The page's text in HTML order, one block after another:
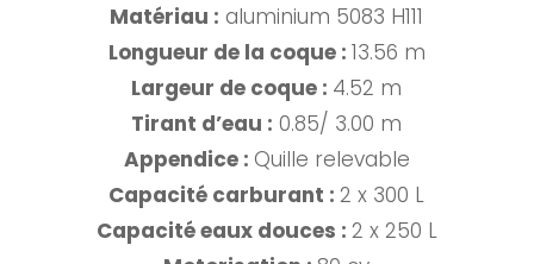
Matériau : aluminium 5083 H111
Longueur de la coque : 13.56 m
Largeur de coque : 4.52 m
Tirant d’eau : 0.85/ 3.00 m
Appendice : Quille relevable
Capacité carburant :2 x 300 L
Capacité eaux douces : 2 x 250 L